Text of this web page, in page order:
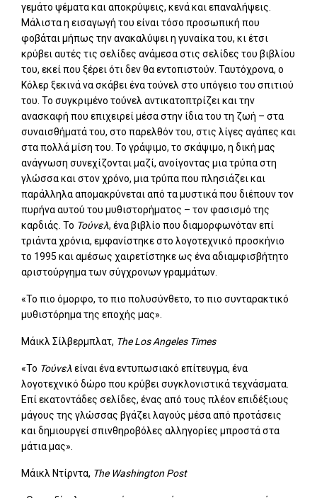
γεμάτο ψέματα και αποκρύψεις, κενά και επαναλήψεις.
Μάλιστα η εισαγωγή του είναι τόσο προσωπική που
φοβάται μήπως την ανακαλύψει η γυναίκα του, κι έτσι
κρύβει αυτές τις σελίδες ανάμεσα στις σελίδες του βιβλίου
του, εκεί που ξέρει ότι δεν θα εντοπιστούν. Ταυτόχρονα, ο
Κόλερ ξεκινά να σκάβει ένα τούνελ στο υπόγειο του σπιτιού
του. Το συγκριμένο τούνελ αντικατοπτρίζει και την
ανασκαφή που επιχειρεί μέσα στην ίδια του τη ζωή – στα
συναισθήματά του, στο παρελθόν του, στις λίγες αγάπες και
στα πολλά μίση του. Το γράψιμο, το σκάψιμο, η δική μας
ανάγνωση συνεχίζονται μαζί, ανοίγοντας μια τρύπα στη
γλώσσα και στον χρόνο, μια τρύπα που πλησιάζει και
παράλληλα απομακρύνεται από τα μυστικά που διέπουν τον
πυρήνα αυτού του μυθιστορήματος – τον φασισμό της
καρδιάς. Το Τούνελ, ένα βιβλίο που διαμορφωνόταν επί
τριάντα χρόνια, εμφανίστηκε στο λογοτεχνικό προσκήνιο
το 1995 και αμέσως χαιρετίστηκε ως ένα αδιαμφισβήτητο
αριστούργημα των σύγχρονων γραμμάτων.
«Το πιο όμορφο, το πιο πολυσύνθετο, το πιο συνταρακτικό
μυθιστόρημα της εποχής μας».
Μάικλ Σίλβερμπλατ, The Los Angeles Times
«Το Τούνελ είναι ένα εντυπωσιακό επίτευγμα, ένα
λογοτεχνικό δώρο που κρύβει συγκλονιστικά τεχνάσματα.
Επί εκατοντάδες σελίδες, ένας από τους πλέον επιδέξιους
μάγους της γλώσσας βγάζει λαγούς μέσα από προτάσεις
και δημιουργεί σπινθηροβόλες αλληγορίες μπροστά στα
μάτια μας».
Μάικλ Ντίρντα, The Washington Post